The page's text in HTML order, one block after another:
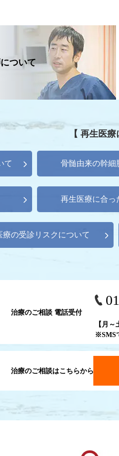
ついて
【 再生医療
て 骨髄由来の幹細
再生医療に合っ
療の受診リスクについて
治療のご相談はこちらから
治療のご相談 電話受付
【月
※SMS